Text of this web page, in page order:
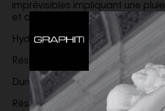
imprévisibles impliquant une
et du vent.
Hydrofuge
Résistant au vent
Durable
Résistant au duvet